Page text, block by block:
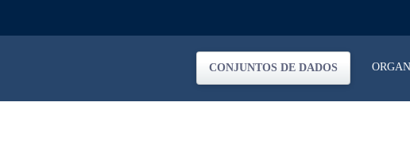
CONJUNTOS DE DADOS